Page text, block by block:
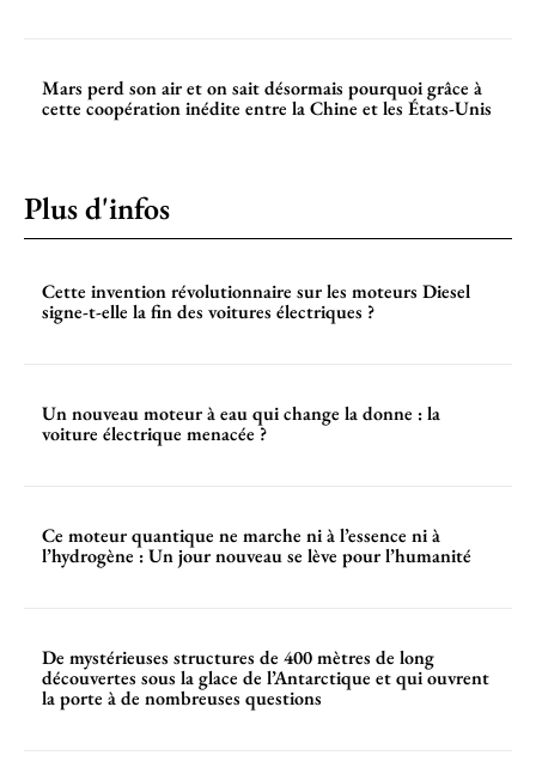
Mars perd son air et on sait désormais pourquoi grâce à
cette coopération inédite entre la Chine et les États-Unis
Plus d'infos
Cette invention révolutionnaire sur les moteurs Diesel
signe-t-elle la fin des voitures électriques ?
Un nouveau moteur à eau qui change la donne : la
voiture électrique menacée ?
Ce moteur quantique ne marche ni à l’essence ni à
l’hydrogène : Un jour nouveau se lève pour l’humanité
De mystérieuses structures de 400 mètres de long
découvertes sous la glace de l’Antarctique et qui ouvrent
la porte à de nombreuses questions